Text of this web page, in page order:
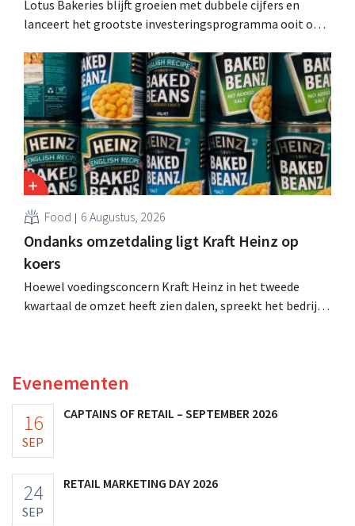
Lotus Bakeries blijft groeien met dubbele cijfers en
lanceert het grootste investeringsprogramma ooit om
moeten dit momentum grijpen”.
Food 6 Augustus, 2026
Ondanks omzetdaling ligt Kraft Heinz op
koers
Hoewel voedingsconcern Kraft Heinz in het tweede
kwartaal de omzet heeft zien dalen, spreekt het bedrijf
Evenementen
16
SEP
CAPTAINS OF RETAIL – SEPTEMBER 2026
24
SEP
RETAIL MARKETING DAY 2026